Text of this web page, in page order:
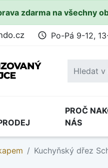
zdarma na všechny
access_time Po-Pá 9-12,
PROČ
NÁS
Kuchyňský dřez